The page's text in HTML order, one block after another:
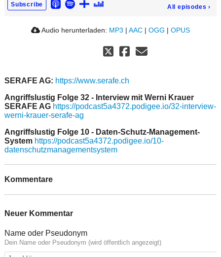
Subscribe All episodes ›
Audio herunterladen: MP3 | AAC | OGG | OPUS
SERAFE AG: https://www.serafe.ch
Angriffslustig Folge 32 - Interview mit Werni Krauer
SERAFE AG https://podcast5a4372.podigee.io/32-interview-
werni-krauer-serafe-ag
Angriffslustig Folge 10 - Daten-Schutz-Management-
System https://podcast5a4372.podigee.io/10-
datenschutzmanagementsystem
Kommentare
Neuer Kommentar
Name oder Pseudonym
Dein Name oder Pseudonym (wird öffentlich angezeigt)